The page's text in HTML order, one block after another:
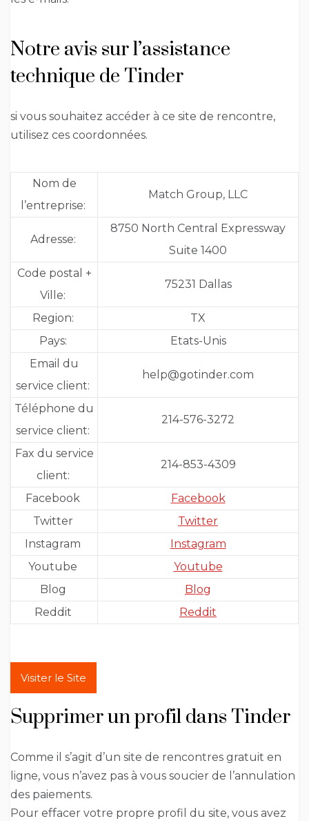
Notre avis sur l’assistance
technique de Tinder
si vous souhaitez accéder à ce site de rencontre,
utilisez ces coordonnées.
Nom de
l’entreprise:
Match Group, LLC
Adresse:
8750 North Central Expressway
Suite 1400
Code postal +
Ville:
75231 Dallas
Region:
TX
Pays:
Etats-Unis
Email du
service client:
help@gotinder.com
Téléphone du
service client:
214-576-3272
Fax du service
client:
214-853-4309
Facebook
Facebook
Twitter
Twitter
Instagram
Instagram
Youtube
Youtube
Blog
Blog
Reddit
Reddit
Visiter le Site
Supprimer un profil dans Tinder
Comme il s’agit d’un site de rencontres gratuit en
ligne, vous n’avez pas à vous soucier de l’annulation
des paiements.
Pour effacer votre propre profil du site, vous avez